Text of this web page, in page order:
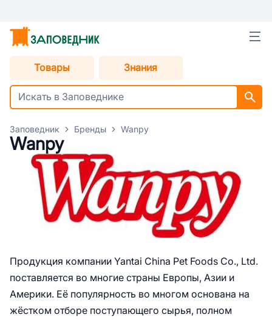
Товары Знания
Заповедник Бренды Wanpy
Wanpy
Продукция компании Yantai China Pet Foods Co., Ltd.
поставляется во многие страны Европы, Азии и
Америки. Её популярность во многом основана на
жёстком отборе поступающего сырья, полном